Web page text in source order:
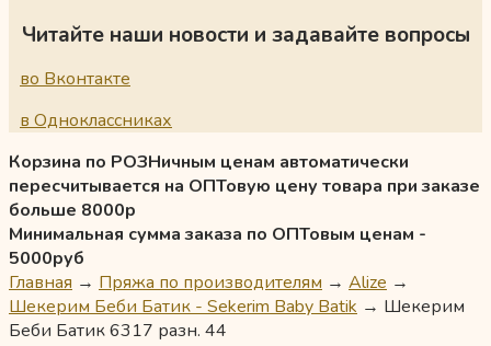
Читайте наши новости и задавайте вопросы
во Вконтакте
в Одноклассниках
Корзина по РОЗНичным ценам автоматически
пересчитывается на ОПТовую цену товара при заказе
больше 8000р
Минимальная сумма заказа по ОПТовым ценам -
5000руб
Главная → Пряжа по производителям → Alize →
Шекерим Беби Батик - Sekerim Baby Batik → Шекерим
Беби Батик 6317 разн. 44